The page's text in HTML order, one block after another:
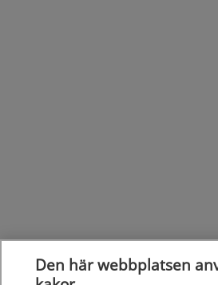
Den här webbplatsen